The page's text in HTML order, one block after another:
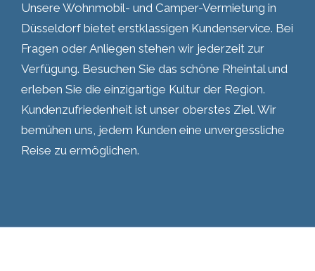
Unsere Wohnmobil- und Camper-Vermietung in
Düsseldorf bietet erstklassigen Kundenservice. Bei
Fragen oder Anliegen stehen wir jederzeit zur
Verfügung. Besuchen Sie das schöne Rheintal und
erleben Sie die einzigartige Kultur der Region.
Kundenzufriedenheit ist unser oberstes Ziel. Wir
bemühen uns, jedem Kunden eine unvergessliche
Reise zu ermöglichen.